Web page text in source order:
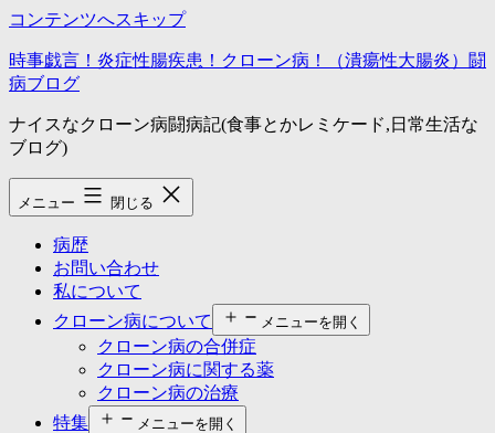
コンテンツへスキップ
時事戯言！炎症性腸疾患！クローン病！（潰瘍性大腸炎）闘
病ブログ
ナイスなクローン病闘病記(食事とかレミケード,日常生活な
ブログ)
メニュー 閉じる
病歴
お問い合わせ
私について
クローン病について
メニューを開く
クローン病の合併症
クローン病に関する薬
クローン病の治療
特集
メニューを開く